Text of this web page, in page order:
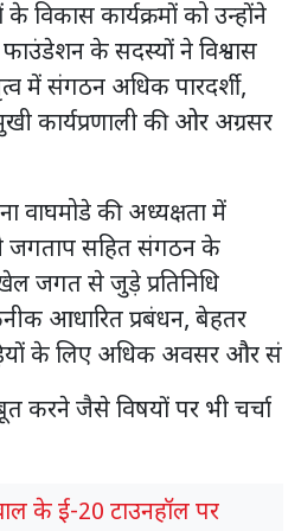
विकास कार्यक्रमों को उन्होंने
फाउंडेशन के सदस्यों ने विश्वास
में संगठन अधिक पारदर्शी,
कार्यप्रणाली की ओर अग्रसर
वाघमोडे की अध्यक्षता में
जगताप सहित संगठन के
जगत से जुड़े प्रतिनिधि
आधारित प्रबंधन, बेहतर
के लिए अधिक अवसर और सं
करने जैसे विषयों पर भी चर्चा
के ई-20 टाउनहॉल पर